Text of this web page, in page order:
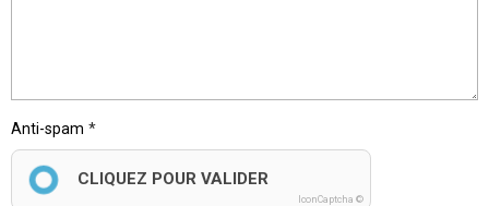
Anti-spam
CLIQUEZ POUR VALIDER
IconCaptcha ©